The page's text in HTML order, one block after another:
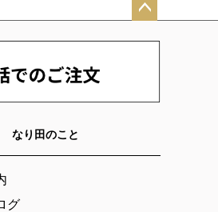
なり田のこと
グ